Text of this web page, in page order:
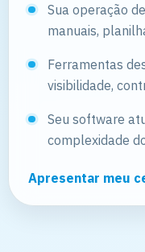
Sua operação
manuais,
Ferramentas
visibilidade,
Seu software
complexidade
Apresentar meu